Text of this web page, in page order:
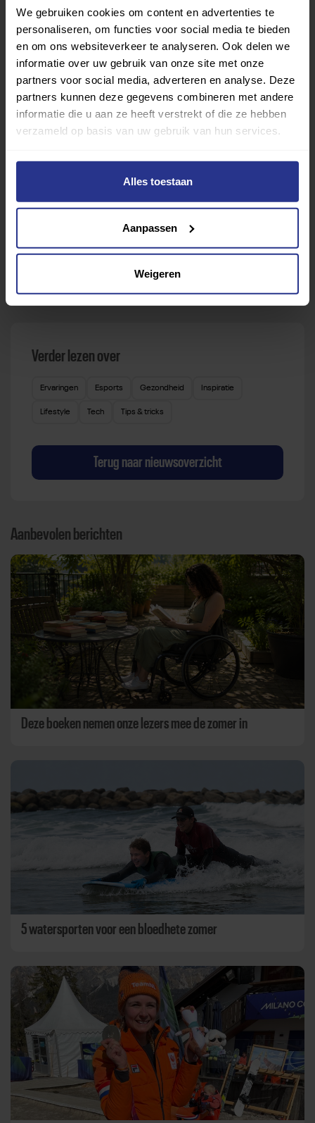
We gebruiken cookies om content en advertenties te
personaliseren, om functies voor social media te bieden
en om ons websiteverkeer te analyseren. Ook delen we
informatie over uw gebruik van onze site met onze
partners voor social media, adverteren en analyse. Deze
partners kunnen deze gegevens combineren met andere
informatie die u aan ze heeft verstrekt of die ze hebben
verzameld op basis van uw gebruik van hun services.
Alles toestaan
Aanpassen
Weigeren
Vind jouw sport
die bij je past.
Sport zoeken
Verder lezen over
Ervaringen Esports Gezondheid Inspiratie
Lifestyle Tech Tips & tricks
Terug naar nieuwsoverzicht
Aanbevolen berichten
Deze boeken nemen onze lezers mee de zomer in
5 watersporten voor een bloedhete zomer